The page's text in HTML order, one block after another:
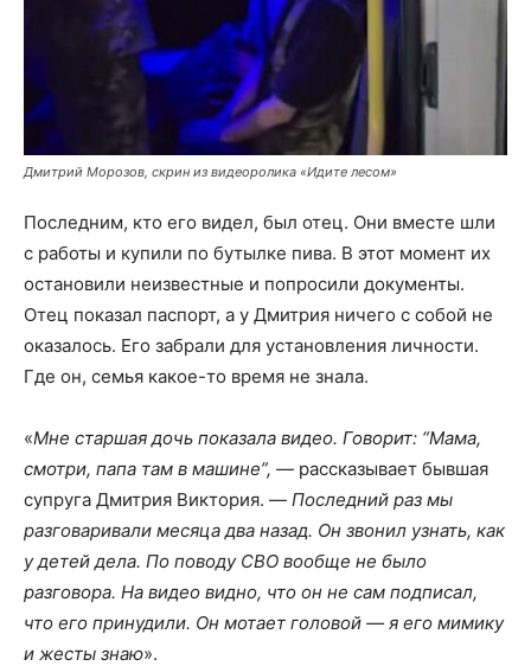
Дмитрий Морозов, скрин из видеоролика «Идите лесом»
Последним, кто его видел, был отец. Они вместе шли
с работы и купили по бутылке пива. В этот момент их
остановили неизвестные и попросили документы.
Отец показал паспорт, а у Дмитрия ничего с собой не
оказалось. Его забрали для установления личности.
Где он, семья какое-то время не знала.
«Мне старшая дочь показала видео. Говорит: “Мама,
смотри, папа там в машине”, — рассказывает бывшая
супруга Дмитрия Виктория. — Последний раз мы
разговаривали месяца два назад. Он звонил узнать, как
у детей дела. По поводу СВО вообще не было
разговора. На видео видно, что он не сам подписал,
что его принудили. Он мотает головой — я его мимику
и жесты знаю».